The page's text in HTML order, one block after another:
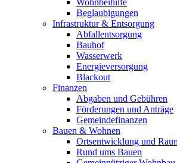
Beglaubigungen
Infrastruktur & Entsorgung
Abfallentsorgung
Bauhof
Wasserwerk
Energieversorgung
Blackout
Finanzen
Abgaben und Gebühren
Förderungen und Anträge
Gemeindefinanzen
Bauen & Wohnen
Ortsentwicklung und
Rund ums Bauen